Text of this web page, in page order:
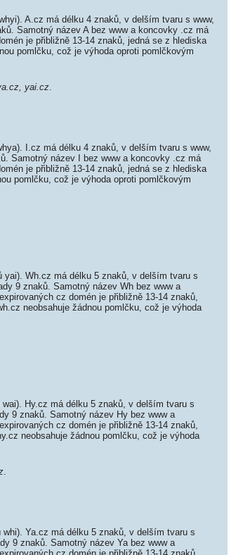
A.cz má délku 4 znaků, v delším tvaru s www,
Samotný název A bez www a koncovky .cz má
je přibližně 13-14 znaků, jedná se z hlediska
pomlčku, což je výhoda oproti pomlčkovým
yai.cz.
I.cz má délku 4 znaků, v delším tvaru s www,
Samotný název I bez www a koncovky .cz má
je přibližně 13-14 znaků, jedná se z hlediska
pomlčku, což je výhoda oproti pomlčkovým
yai). Wh.cz má délku 5 znaků, v delším tvaru s
9 znaků. Samotný název Wh bez www a
cz domén je přibližně 13-14 znaků,
neobsahuje žádnou pomlčku, což je výhoda
Hy.cz má délku 5 znaků, v delším tvaru s
9 znaků. Samotný název Hy bez www a
cz domén je přibližně 13-14 znaků,
neobsahuje žádnou pomlčku, což je výhoda
.
Ya.cz má délku 5 znaků, v delším tvaru s
9 znaků. Samotný název Ya bez www a